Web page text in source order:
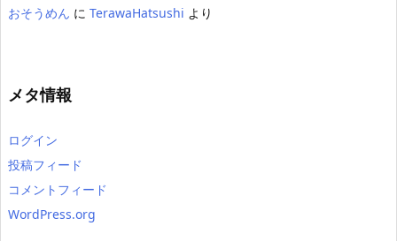
おそうめん に TerawaHatsushi より
メタ情報
ログイン
投稿フィード
コメントフィード
WordPress.org